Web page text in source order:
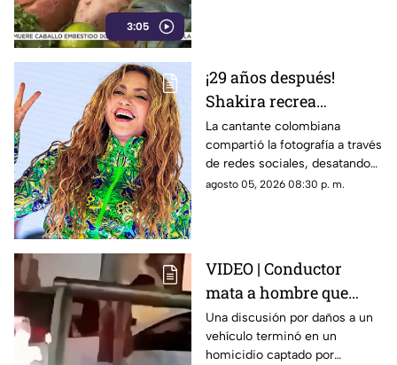
3:05
¡29 años después!
Shakira recrea
ICÓNICO meme; esta es
la historia de la
fotografía
La cantante colombiana
compartió la fotografía a través
de redes sociales, desatando
cientos de comentarios.
agosto 05, 2026 08:30 p. m.
VIDEO | Conductor
mata a hombre que
rompió su espejo
retrovisor
Una discusión por daños a un
vehículo terminó en un
homicidio captado por